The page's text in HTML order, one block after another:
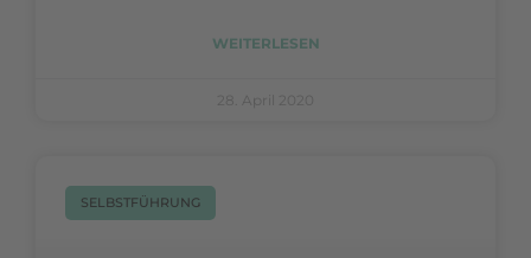
WEITERLESEN
28. April 2020
SELBSTFÜHRUNG